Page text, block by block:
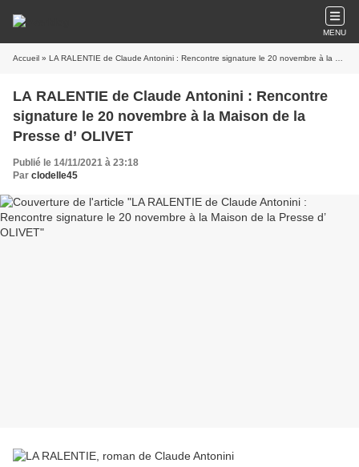
MENU
Accueil » LA RALENTIE de Claude Antonini : Rencontre signature le 20 novembre à la Maison de la Presse d’ OLIVET
LA RALENTIE de Claude Antonini : Rencontre
signature le 20 novembre à la Maison de la
Presse d’ OLIVET
Publié le 14/11/2021 à 23:18
Par clodelle45